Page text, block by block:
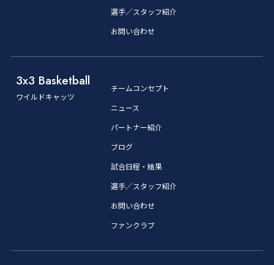
選手／スタッフ紹介
お問い合わせ
3x3 Basketball
ワイルドキャッツ
チームコンセプト
ニュース
パートナー紹介
ブログ
試合日程・結果
選手／スタッフ紹介
お問い合わせ
ファンクラブ